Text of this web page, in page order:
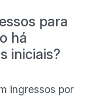
para
há
iniciais?
ingressos por